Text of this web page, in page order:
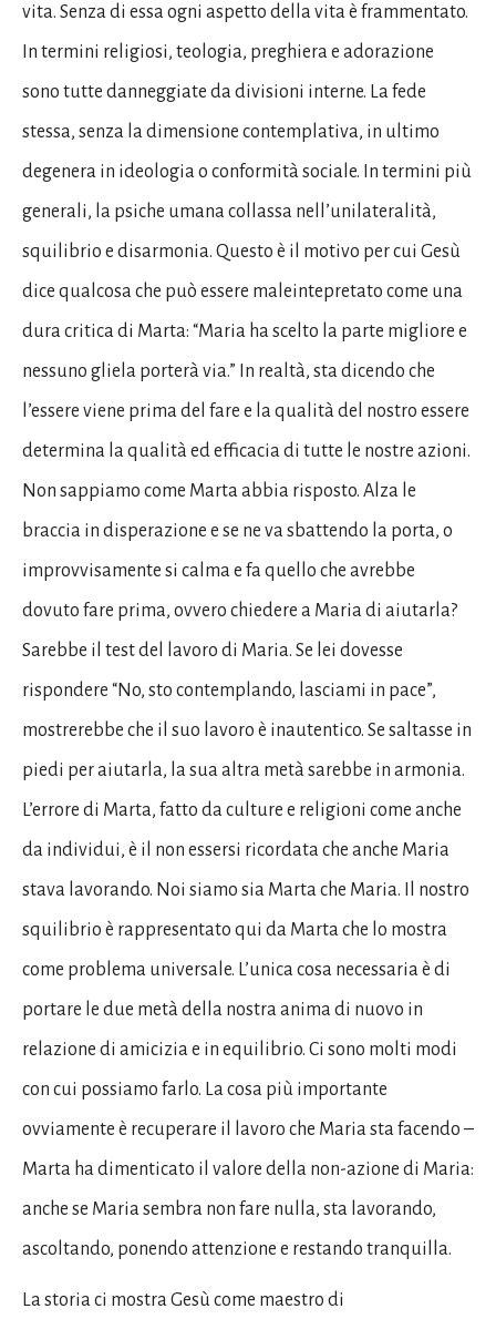
vita. Senza di essa ogni aspetto della vita è frammentato.
In termini religiosi, teologia, preghiera e adorazione
sono tutte danneggiate da divisioni interne. La fede
stessa, senza la dimensione contemplativa, in ultimo
degenera in ideologia o conformità sociale. In termini più
generali, la psiche umana collassa nell’unilateralità,
squilibrio e disarmonia. Questo è il motivo per cui Gesù
dice qualcosa che può essere maleintepretato come una
dura critica di Marta: “Maria ha scelto la parte migliore e
nessuno gliela porterà via.” In realtà, sta dicendo che
l’essere viene prima del fare e la qualità del nostro essere
determina la qualità ed efficacia di tutte le nostre azioni.
Non sappiamo come Marta abbia risposto. Alza le
braccia in disperazione e se ne va sbattendo la porta, o
improvvisamente si calma e fa quello che avrebbe
dovuto fare prima, ovvero chiedere a Maria di aiutarla?
Sarebbe il test del lavoro di Maria. Se lei dovesse
rispondere “No, sto contemplando, lasciami in pace”,
mostrerebbe che il suo lavoro è inautentico. Se saltasse in
piedi per aiutarla, la sua altra metà sarebbe in armonia.
L’errore di Marta, fatto da culture e religioni come anche
da individui, è il non essersi ricordata che anche Maria
stava lavorando. Noi siamo sia Marta che Maria. Il nostro
squilibrio è rappresentato qui da Marta che lo mostra
come problema universale. L’unica cosa necessaria è di
portare le due metà della nostra anima di nuovo in
relazione di amicizia e in equilibrio. Ci sono molti modi
con cui possiamo farlo. La cosa più importante
ovviamente è recuperare il lavoro che Maria sta facendo –
Marta ha dimenticato il valore della non-azione di Maria:
anche se Maria sembra non fare nulla, sta lavorando,
ascoltando, ponendo attenzione e restando tranquilla.
La storia ci mostra Gesù come maestro di